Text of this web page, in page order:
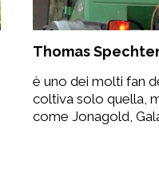
Thomas
è uno dei molti fan
coltiva solo quella,
come Jonagold,